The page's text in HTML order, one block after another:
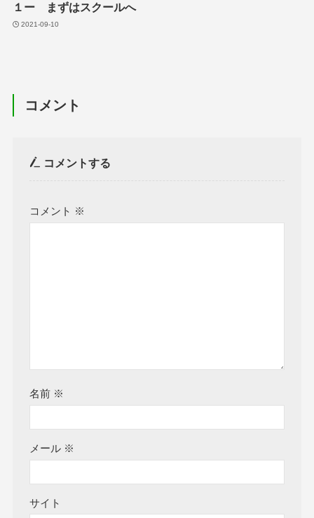
１ー まずはスクールへ
2021-09-10
コメント
コメントする
コメント ※
名前 ※
メール ※
サイト